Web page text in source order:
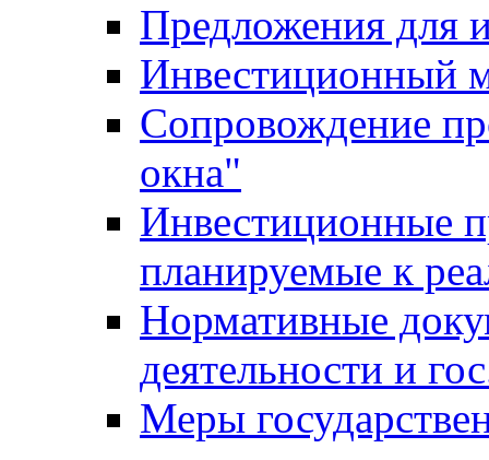
Предложения для
Инвестиционный
Сопровождение
окна"
Инвестиционные
планируемые к
Нормативные
деятельности и
Меры